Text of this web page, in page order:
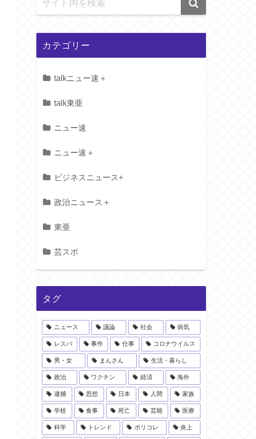
カテゴリー
talkニュー速＋
talk東亜
ニュー速
ニュー速＋
ビジネスニュース+
政治ニュース＋
東亜
芸スポ
タグ
ニュース 議論 社会 病気
レスバ 事件 仕事 コロナウイルス
男・女 まんさん 生活・暮らし
政治 ワクチン 経済 海外
逮捕 思想 日本 人間 家族
学校 食事 死亡 芸能 医療
科学 トレンド ポリコレ 炎上